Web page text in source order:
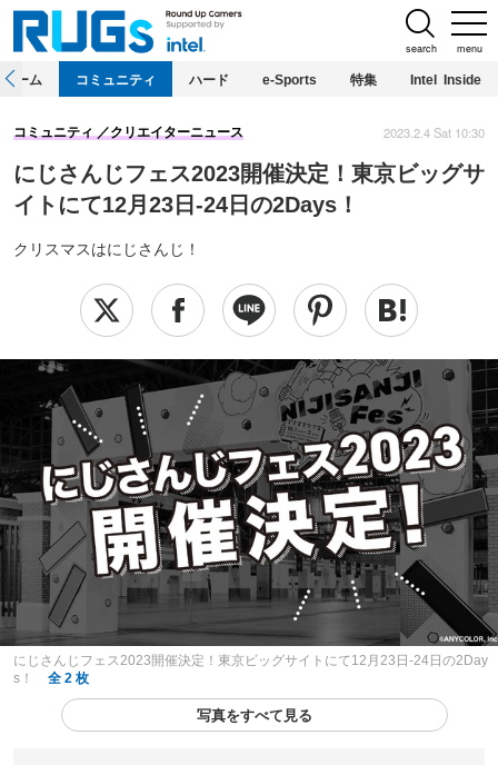
menu
search
ホーム コミュニティ ハード e-Sports 特集 Intel Inside
にじさんじフェス2023開催決定！東京ビッグサ
イトにて12月23日-24日の2Days！
クリスマスはにじさんじ！
コミュニティ クリエイターニュース 2023.2.4 Sat 10:30
にじさんじフェス2023開催決定！東京ビッグサイトにて12月23日-24日の2Day
s！
全 2 枚
写真をすべて見る